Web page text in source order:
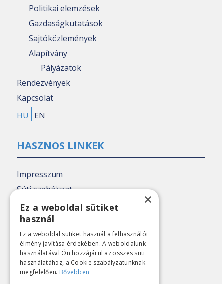
Politikai elemzések
Gazdaságkutatások
Sajtóközlemények
Alapítvány
Pályázatok
Rendezvények
Kapcsolat
HU
EN
HASZNOS LINKEK
Impresszum
Süti szabályzat
Adatkezelési tájékoztató
Nézőpont archív
SAJTÓKAPCSOLAT
E-mail: sajto@nezopont.hu
×
Ez a weboldal sütiket
használ
Ez a weboldal sütiket használ a felhasználói
élmény javítása érdekében. A weboldalunk
használatával Ön hozzájárul az összes süti
használatához, a Cookie szabályzatunknak
megfelelően. Bővebben